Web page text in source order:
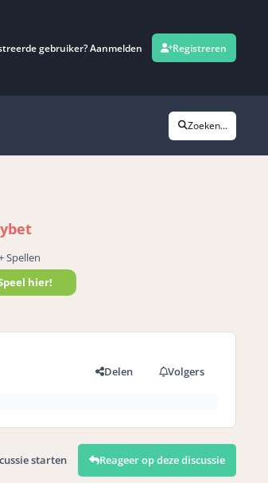
gebruiker? Aanmelden Registreren
Zoeken...
Spellen
hier!
Delen Volgers
starten Reageer op deze discussie